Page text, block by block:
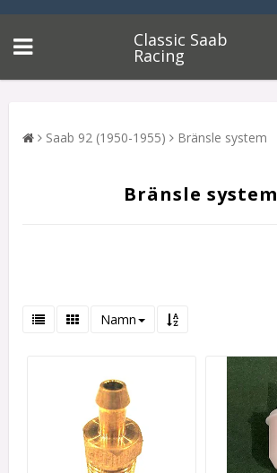
Classic Saab
Racing
Saab 92 (1950-1955) Bränsle system
Bränsle system
Namn